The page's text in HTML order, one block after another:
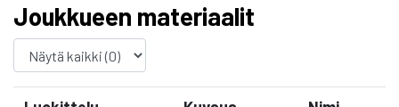
Joukkueen materiaalit